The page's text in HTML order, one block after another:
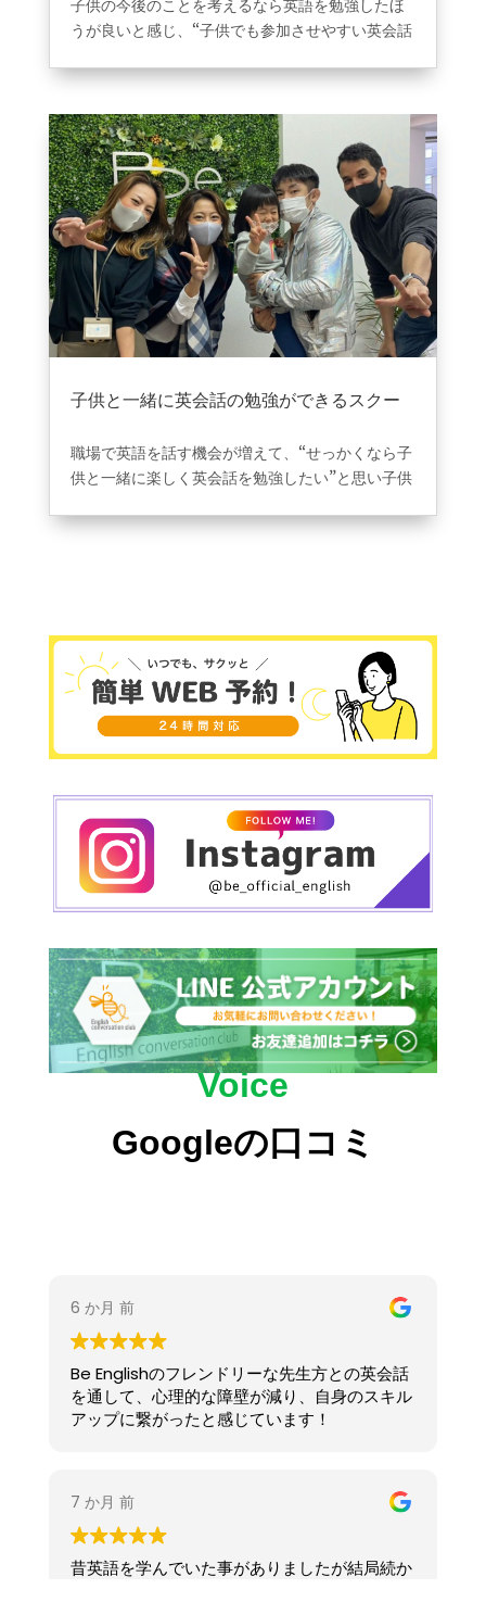
子供の今後のことを考えるなら英語を勉強したほ
うが良いと感じ、“子供でも参加させやすい英会話
Be..English心斎橋に入会させようと思った決めて
先生と英会話を勉強している姿を見たからです。
今では子供から“いつBe..Englishに行くの？”と言
うくらい気に入っているみたいです。
心斎橋駅が最寄り駅なので、子供が勉強している
間に買い物を済ますことができるので助かってい
ます！
子供と一緒に英会話の勉強ができるスクー
職場で英語を話す機会が増えて、“せっかくなら子
供と一緒に楽しく英会話を勉強したい”と思い子供
た。
会話が学べていたので一緒に参加することを決め
ました。
子供と一緒に学びながら思い出を作る事ができる
ので入会を決めて良かったです！
Voice
Googleの口コミ